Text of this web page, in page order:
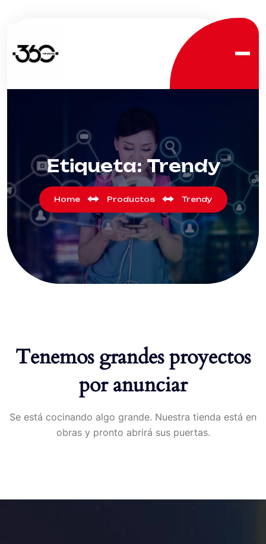
Etiqueta:Trendy
Home Productos Trendy
Tenemos grandes proyectos
por anunciar
Se está cocinando algo grande. Nuestra tienda está en
obras y pronto abrirá sus puertas.